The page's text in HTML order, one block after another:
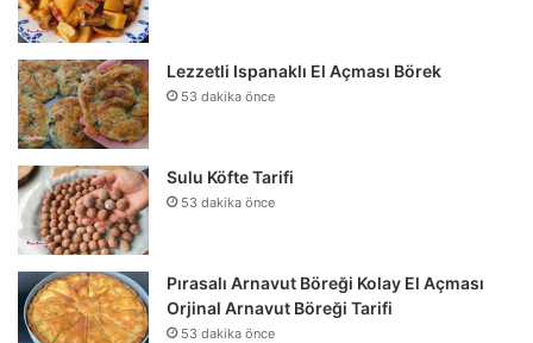
Lezzetli Ispanaklı El Açması Börek
53 dakika önce
Sulu Köfte Tarifi
53 dakika önce
Pırasalı Arnavut Böreği Kolay El Açması
Orjinal Arnavut Böreği Tarifi
53 dakika önce